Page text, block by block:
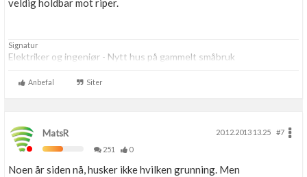
veldig holdbar mot riper.
Signatur
Elektriker og ingeniør - Nytt hus på gammelt småbruk
Anbefal Siter
MatsR 20.12.2013 13.25
#7
251
0
Noen år siden nå, husker ikke hvilken grunning. Men